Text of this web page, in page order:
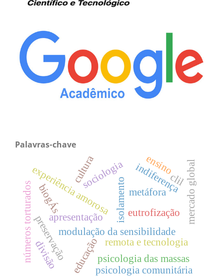
Palavras-chave
experiência amorosa
modulação da sensibilidade
metáfora
indiferença
apresentação
educação
isolamento
remota e tecnologia
eutrofização
preservação
sociologia
cultura
psicologia das massas
psicologia comunitária
clil
números torturados mercado global
biogÁs
divisão
ensino